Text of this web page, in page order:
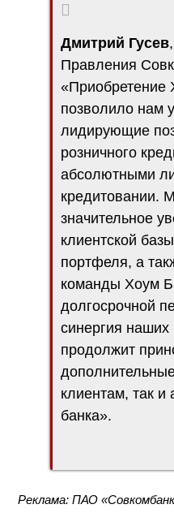
Дмитрий Гусев
Правления
«Приобретение
позволило нам
лидирующие
розничного
абсолютными
кредитовании.
значительное
клиентской
портфеля, а
команды Хоум
долгосрочной
синергия наших
продолжит
клиентам, так и
банка».
Реклама: ПАО